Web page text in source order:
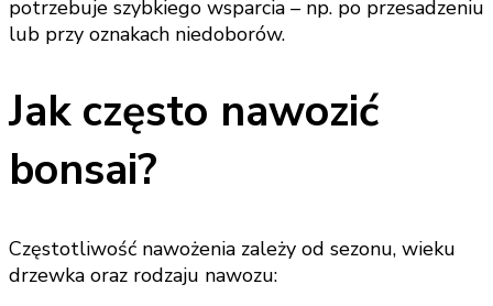
potrzebuje szybkiego wsparcia – np. po przesadzeniu
lub przy oznakach niedoborów.
Jak często nawozić
bonsai?
Częstotliwość nawożenia zależy od sezonu, wieku
drzewka oraz rodzaju nawozu: